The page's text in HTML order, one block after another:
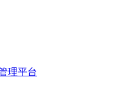
理平台